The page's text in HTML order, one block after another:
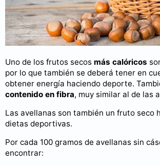
Uno de los frutos secos más calóricos
por lo que también se deberá tener en
obtener energía haciendo deporte.
contenido en fibra, muy similar al de las
Las avellanas son también un fruto seco
dietas deportivas.
Por cada 100 gramos de avellanas sin
encontrar: